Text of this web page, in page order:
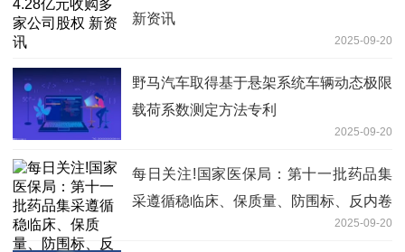
新资讯
2025-09-20
野马汽车取得基于悬架系统车辆动态极限
载荷系数测定方法专利
2025-09-20
每日关注!国家医保局：第十一批药品集
采遵循稳临床、保质量、防围标、反内卷
2025-09-20